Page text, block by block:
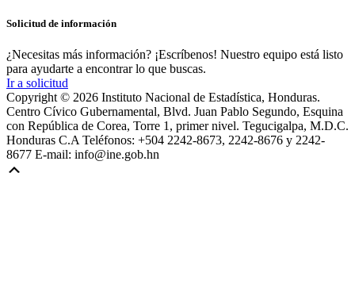
Solicitud de información
¿Necesitas más información? ¡Escríbenos! Nuestro equipo está listo
para ayudarte a encontrar lo que buscas.
Ir a solicitud
Copyright © 2026 Instituto Nacional de Estadística, Honduras.
Centro Cívico Gubernamental, Blvd. Juan Pablo Segundo, Esquina
con República de Corea, Torre 1, primer nivel. Tegucigalpa, M.D.C.
Honduras C.A Teléfonos: +504 2242-8673, 2242-8676 y 2242-
8677 E-mail: info@ine.gob.hn